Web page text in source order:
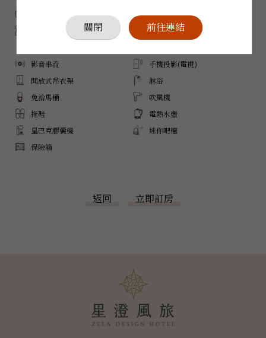
Wi-Fi
三菱空調
影音串流
手機投影(電視)
開放式吊衣架
淋浴
免治馬桶
吹風機
拖鞋
電熱水壺
星巴克膠囊機
迷你吧檯
保險箱
返回 立即訂房
關閉 前往連結